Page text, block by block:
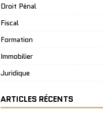
Droit Pénal
Fiscal
Formation
Immobilier
Juridique
ARTICLES RÉCENTS